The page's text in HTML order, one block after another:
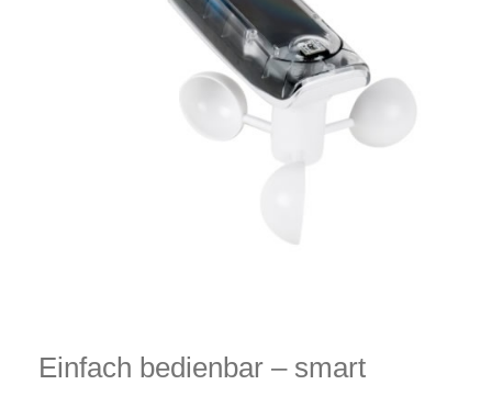
Einfach bedienbar – smart